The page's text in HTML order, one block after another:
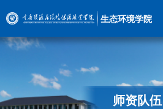
生态环境学院
师资队伍